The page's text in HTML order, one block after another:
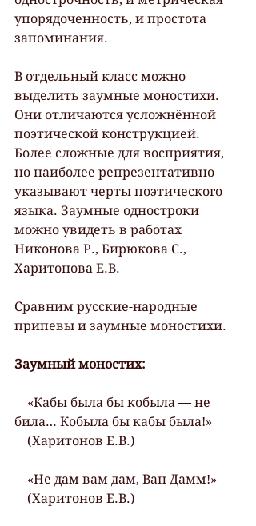
упорядоченность, и простота
запоминания.
В отдельный класс можно
выделить заумные моностихи.
Они отличаются усложнённой
поэтической конструкцией.
Более сложные для восприятия,
но наиболее репрезентативно
указывают черты поэтического
языка. Заумные одностроки
можно увидеть в работах
Никонова Р., Бирюкова С.,
Харитонова Е.В.
Сравним русские-народные
припевы и заумные моностихи.
Заумный моностих:
била… Кобыла бы кабы была!»
    (Харитонов Е.В.)
    «Не дам вам дам, Ван Дамм!»
    (Харитонов Е.В.)